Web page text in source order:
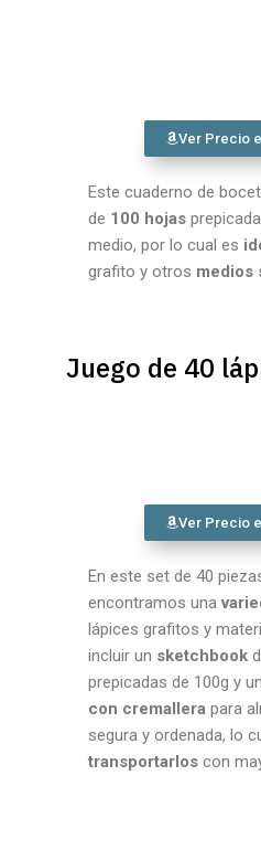
Ver Precio
Este cuaderno de
de 100 hojas
medio, por lo cual es
grafito y otros medios
Juego de 40
Ver Precio
En este set de 40
encontramos una
lápices grafitos y
incluir un sketchbook
prepicadas de 100g y
con cremallera para
segura y ordenada, lo
transportarlos con